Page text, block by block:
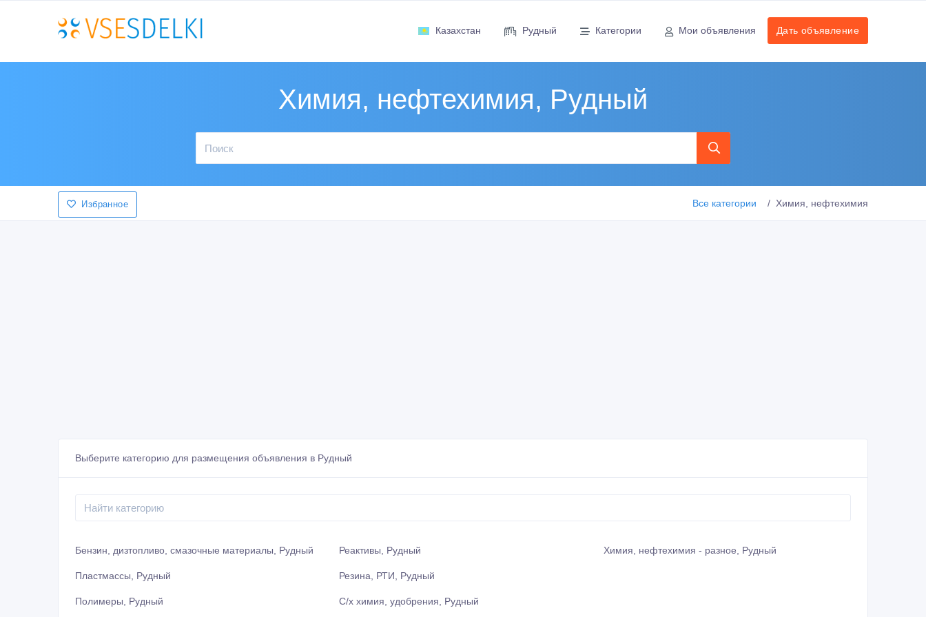
Казахстан Рудный Категории Мои объявления Дать объявление
Химия, нефтехимия, Рудный
Избранное Все категории Химия, нефтехимия
Выберите категорию для размещения объявления в Рудный
Бензин, дизтопливо, смазочные материалы, Рудный
Пластмассы, Рудный
Полимеры, Рудный
Реактивы, Рудный
Резина, РТИ, Рудный
С/х химия, удобрения, Рудный
Химия, нефтехимия - разное, Рудный